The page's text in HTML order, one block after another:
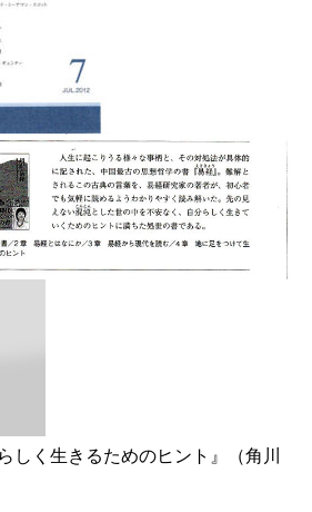
しく生きるためのヒント』（角川